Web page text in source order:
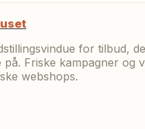
for tilbud,
Friske kampagner og
webshops.